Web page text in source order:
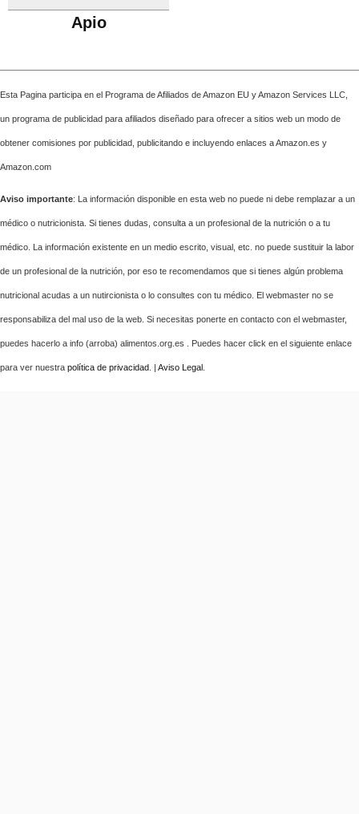
Apio
Esta Pagina participa en el Programa de Afiliados de Amazon EU y Amazon Services LLC,
un programa de publicidad para afiliados diseñado para ofrecer a sitios web un modo de
obtener comisiones por publicidad, publicitando e incluyendo enlaces a Amazon.es y
Amazon.com
Aviso importante: La información disponible en esta web no puede ni debe remplazar a un
médico o nutricionista. Si tienes dudas, consulta a un profesional de la nutrición o a tu
médico. La información existente en un medio escrito, visual, etc. no puede sustituir la labor
de un profesional de la nutrición, por eso te recomendamos que si tienes algún problema
nutricional acudas a un nutircionista o lo consultes con tu médico. El webmaster no se
responsabiliza del mal uso de la web. Si necesitas ponerte en contacto con el webmaster,
puedes hacerlo a info (arroba) alimentos.org.es . Puedes hacer click en el siguiente enlace
para ver nuestra política de privacidad . | Aviso Legal